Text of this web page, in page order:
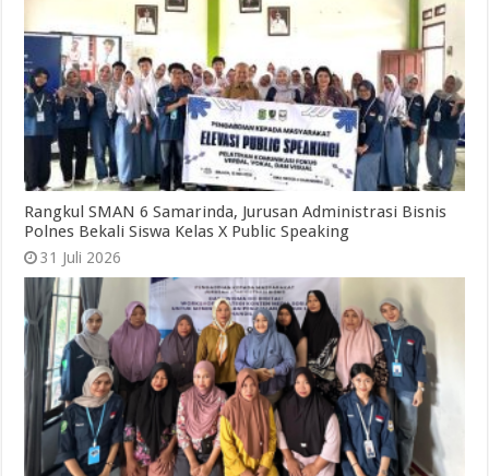
Rangkul SMAN 6 Samarinda, Jurusan Administrasi Bisnis
Polnes Bekali Siswa Kelas X Public Speaking
31 Juli 2026